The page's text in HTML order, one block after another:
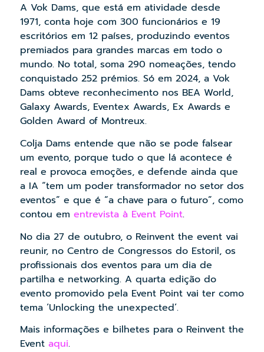
A Vok Dams, que está em atividade desde
1971, conta hoje com 300 funcionários e 19
escritórios em 12 países, produzindo eventos
premiados para grandes marcas em todo o
mundo. No total, soma 290 nomeações, tendo
conquistado 252 prémios. Só em 2024, a Vok
Dams obteve reconhecimento nos BEA World,
Galaxy Awards, Eventex Awards, Ex Awards e
Golden Award of Montreux.
Colja Dams entende que não se pode falsear
um evento, porque tudo o que lá acontece é
real e provoca emoções, e defende ainda que
a IA “tem um poder transformador no setor dos
eventos” e que é “a chave para o futuro”, como
contou em entrevista à Event Point.
No dia 27 de outubro, o Reinvent the event vai
reunir, no Centro de Congressos do Estoril, os
profissionais dos eventos para um dia de
partilha e networking. A quarta edição do
evento promovido pela Event Point vai ter como
tema ‘Unlocking the unexpected’.
Mais informações e bilhetes para o Reinvent the
Event aqui.